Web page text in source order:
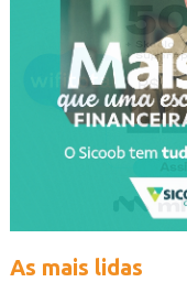
As mais lidas